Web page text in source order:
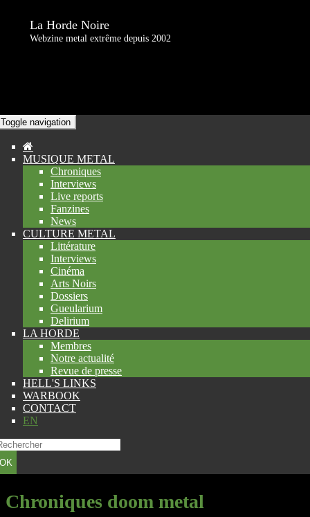
La Horde Noire
Webzine metal extrême depuis 2002
Toggle navigation
MUSIQUE METAL
Chroniques
Interviews
Live reports
Fanzines
News
CULTURE METAL
Littérature
Interviews
Cinéma
Arts Noirs
Dossiers
Gueularium
Delirium
LA HORDE
Membres
Notre actualité
Revue de presse
HELL'S LINKS
WARBOOK
CONTACT
EN
OK
Chroniques doom metal